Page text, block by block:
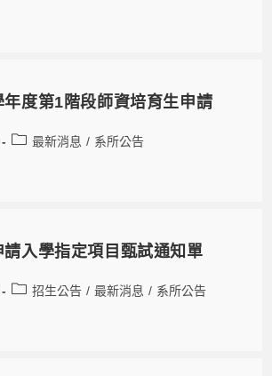
度第1階段師資培育生申請
最新消息 / 系所公告
入學指定項目甄試通知單
招生公告 / 最新消息 / 系所公告